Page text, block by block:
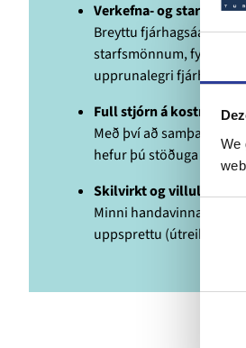
We
Verkefna- og
Breyttu
starfsmönnum, fylgstu
upprunalegri
Full stjórn á kostnaði
Með því að samþætta
hefur þú stöðuga
Skilvirkt og villulaust ferli
Minni handavinna þýðir
uppsprettu